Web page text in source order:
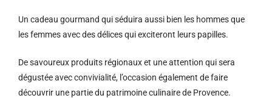
Un cadeau gourmand qui séduira aussi bien les hommes que
les femmes avec des délices qui exciteront leurs papilles.
De savoureux produits régionaux et une attention qui sera
dégustée avec convivialité, l’occasion également de faire
découvrir une partie du patrimoine culinaire de Provence.